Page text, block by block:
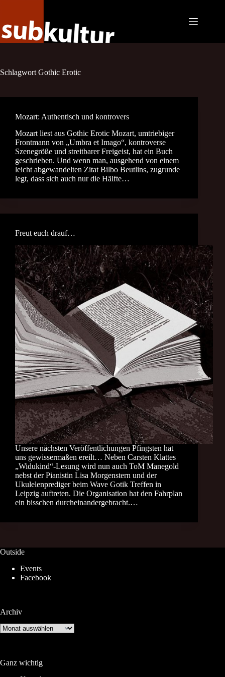
Schlagwort Gothic Erotic
Mozart: Authentisch und kontrovers
Mozart liest aus Gothic Erotic Mozart, umtriebiger
Frontmann von „Umbra et Imago“, kontroverse
Szenegröße und streitbarer Freigeist, hat ein Buch
geschrieben. Und wenn man, ausgehend von einem
leicht abgewandelten Zitat Bilbo Beutlins, zugrunde
legt, dass sich auch nur die Hälfte…
Freut euch drauf…
Unsere nächsten Veröffentlichungen Pfingsten hat
uns gewissermaßen ereilt… Neben Carsten Klattes
„Widukind“-Lesung wird nun auch ToM Manegold
nebst der Pianistin Lisa Morgenstern und der
Ukulelenprediger beim Wave Gotik Treffen in
Leipzig auftreten. Die Organisation hat den Fahrplan
ein bisschen durcheinandergebracht.…
Outside
Events
Facebook
Archiv
Archiv
Ganz wichtig